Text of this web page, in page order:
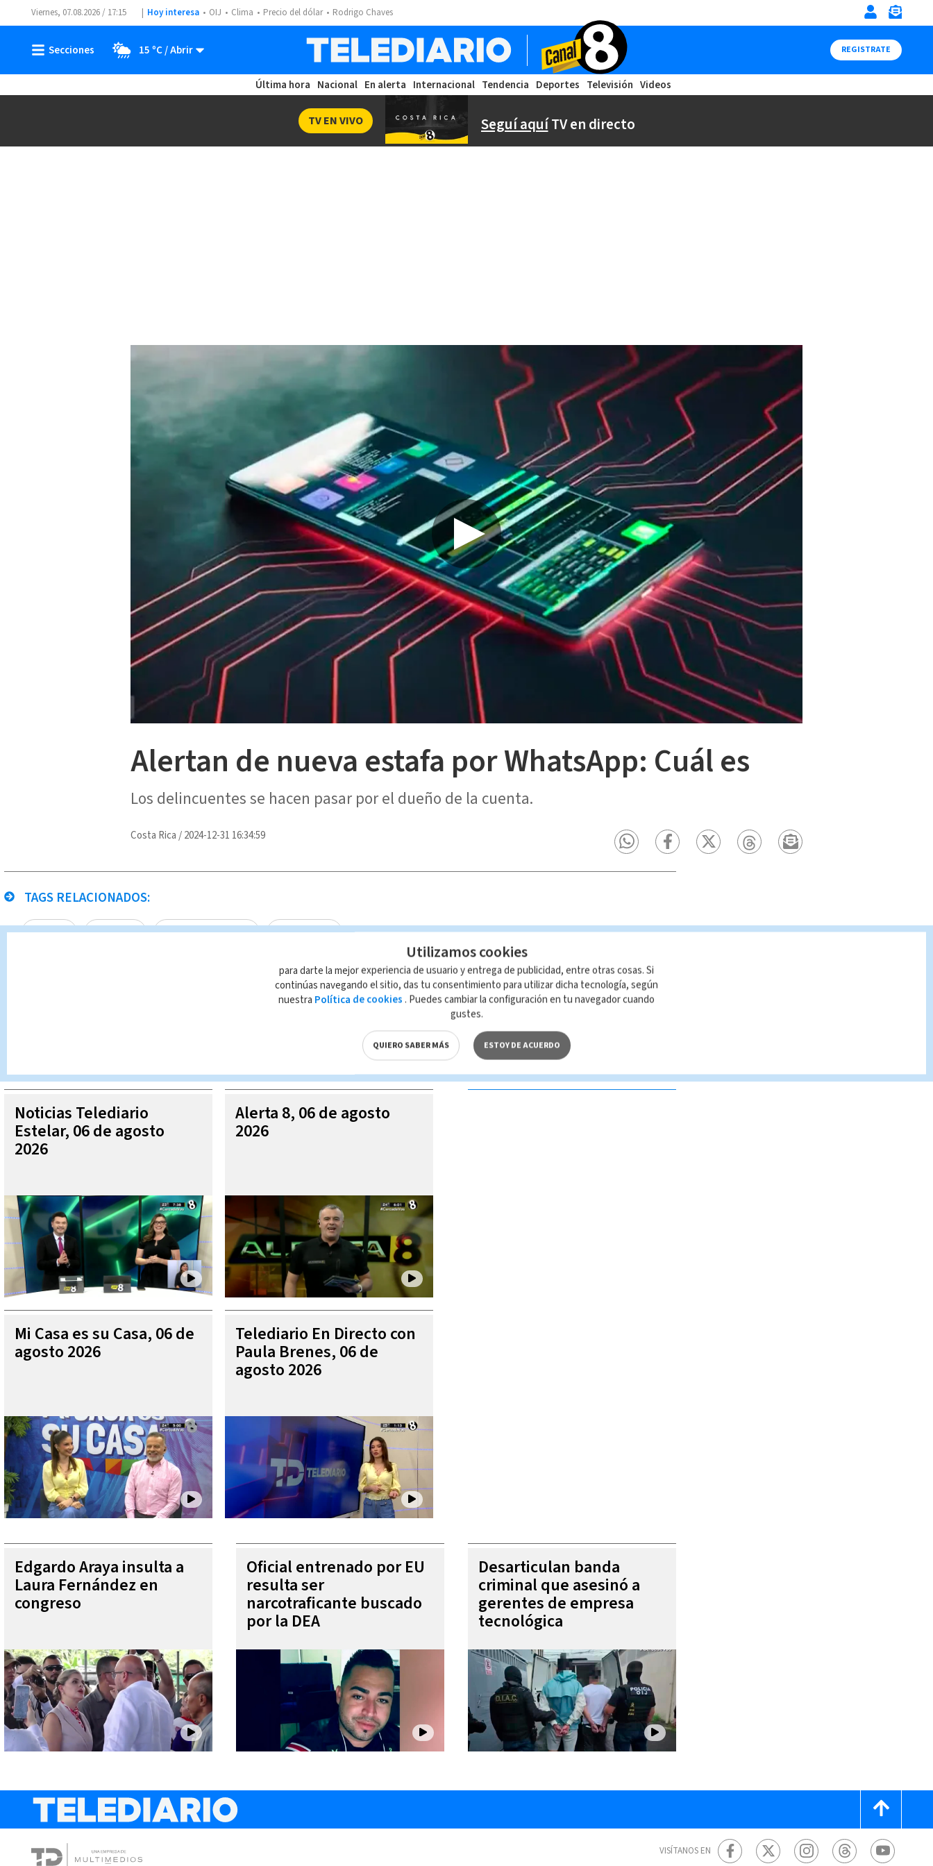
Viernes, 07.08.2026 / 17:15 Hoy interesa OIJ Clima Precio del dólar Rodrigo Chaves
15 ºC REGISTRATE
Última hora Nacional En alerta Internacional Tendencia Deportes Televisión Videos
Seguí aquíTV en directo
TV EN VIVO
Alertan de nueva estafa por WhatsApp: Cuál es
Los delincuentes se hacen pasar por el dueño de la cuenta.
Costa Rica /2024-12-31 16:34:59
TAGS RELACIONADOS:
estafas WhatsApp Noticias Telediario Paula Brenes
Queda prohibida la reproducción total o parcial del contenido de esta página, mismo que es propiedad de TELEDIARIO; su reproducción no
MÁS VIDEOS
Noticias Telediario
Estelar, 06 de agosto
2026
Alerta 8, 06 de agosto
2026
Mi Casa es su Casa, 06 de
agosto 2026
Telediario En Directo con
Paula Brenes, 06 de
agosto 2026
Edgardo Araya insulta a
Laura Fernández en
congreso
Oficial entrenado por EU
resulta ser
narcotraficante buscado
por la DEA
Desarticulan banda
criminal que asesinó a
gerentes de empresa
tecnológica
VISÍTANOS EN
Utilizamos cookies
para darte la mejor experiencia de usuario y entrega de publicidad, entre otras cosas. Si
continúas navegando el sitio, das tu consentimiento para utilizar dicha tecnología, según
nuestra Política de cookies . Puedes cambiar la configuración en tu navegador cuando
gustes.
QUIERO SABER MÁS ESTOY DE ACUERDO